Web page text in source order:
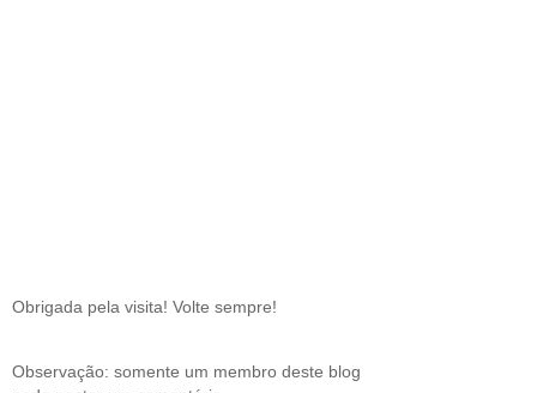
Obrigada pela visita! Volte sempre!
Observação: somente um membro deste blog